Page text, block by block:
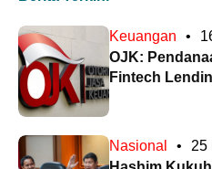
Keuangan •
OJK:
Fintech
Nasional •
25